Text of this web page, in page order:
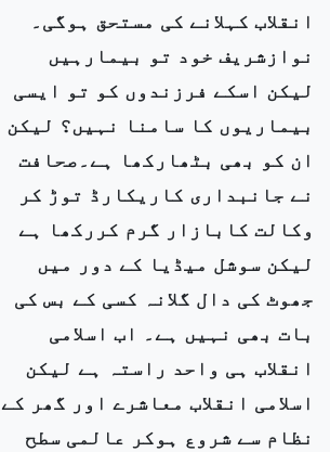
انقلاب کہلانے کی مستحق ہوگی۔
نوازشریف خود تو بیمارہیں
لیکن اسکے فرزندوں کو تو ایسی
بیماریوں کا سامنا نہیں؟ لیکن
ان کو بھی بٹھارکھا ہے۔صحافت
نے جانبداری کاریکارڈ توڑ کر
وکالت کابازار گرم کررکھا ہے
لیکن سوشل میڈیا کے دور میں
جھوٹ کی دال گلانہ کسی کے بس کی
بات بھی نہیں ہے۔ اب اسلامی
انقلاب ہی واحد راستہ ہے لیکن
اسلامی انقلاب معاشرے اور گھر کے
نظام سے شروع ہوکر عالمی سطح